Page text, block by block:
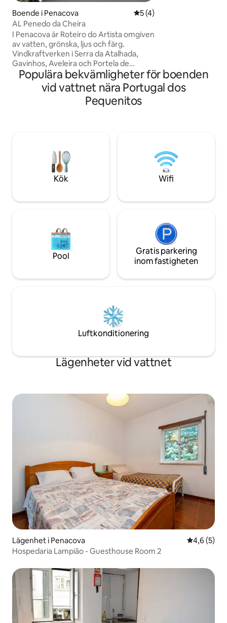
Boende i Penacova 5 av 5 i genomsnittligt
5 (4)
AL Penedo da Cheira
I Penacova är Roteiro do Artista omgiven
av vatten, grönska, ljus och färg.
Vindkraftverken i Serra da Atalhada,
Gavinhos, Aveleira och Portela de
Oliveira, Fornos de Casal de Santo
Amaro, Penedos de Carvoeira, Penedo
do Castro och Livraria do Mondego är
särskilt anmärkningsvärda. Från
perfekta utgångspunkten för att
utforska området. Besök även José
Fontes konstateljé.
omgiven av
och vinrankor.
Populära bekvämligheter för boenden
vid vattnet nära Portugal dos
Pequenitos
Kök Wifi
Pool
Gratis parkering
inom fastigheten
Luftkonditionering
Lägenheter vid vattnet
Lägenhet i Penacova 4,6 av 5 i
4,6 (5)
Hospedaria Lampião - Guesthouse Room 2